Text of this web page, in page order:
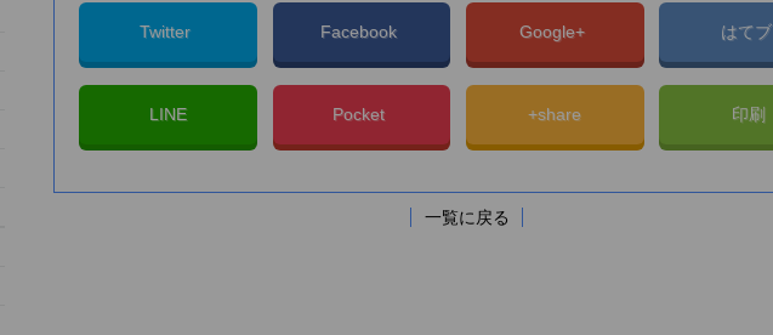
Twitter Facebook Google+ はてブ
LINE Pocket +share 印刷
一覧に戻る